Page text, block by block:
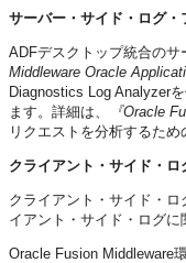
サーバー・サイド・ログ・
ADFデスクトップ統合の
Middleware Oracle
Diagnostics Log Analyzer
ます。詳細は、
『Oracle
リクエストを分析するた
クライアント・サイド・ロ
クライアント・サイド・ロ
イアント・サイド・ログに
Oracle Fusion Middleware